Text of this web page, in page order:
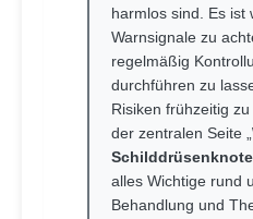
harmlos sind. Es ist
Warnsignale zu
regelmäßig
durchführen zu
Risiken frühzeitig
der zentralen Seite „
alles Wichtige rund
Behandlung und